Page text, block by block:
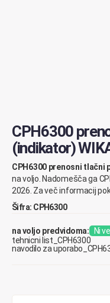
CPH6300
(indikator)
CPH6300 prenosni tlačni
na voljo. Nadomešča ga
2026. Za več informacij
Šifra: CPH6300
na voljo predvidoma: Ni
tehnicni list_CPH6300
navodilo za